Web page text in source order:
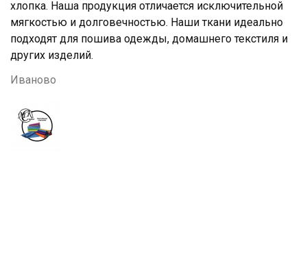
хлопка. Наша продукция отличается исключительной
мягкостью и долговечностью. Наши ткани идеально
подходят для пошива одежды, домашнего текстиля и
других изделий.
Иваново